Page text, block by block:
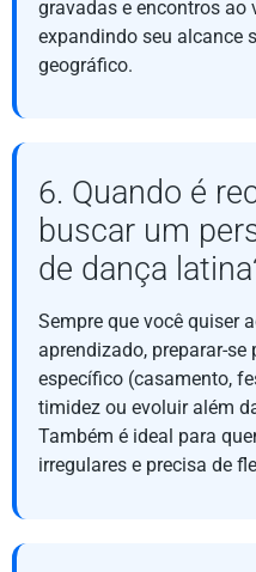
gravadas e encontros ao
expandindo seu alcance
geográfico.
6. Quando é
buscar um
de dança
Sempre que você quiser
aprendizado, preparar-se
específico (casamento,
timidez ou evoluir além
Também é ideal para
irregulares e precisa de